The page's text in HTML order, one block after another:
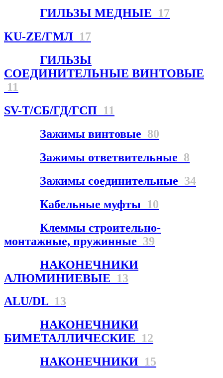
ГИЛЬЗЫ МЕДНЫЕ 17
KU-ZE/ГМЛ 17
ГИЛЬЗЫ
СОЕДИНИТЕЛЬНЫЕ ВИНТОВЫЕ
11
SV-T/СБ/ГД/ГСП 11
Зажимы винтовые 80
Зажимы ответвительные 8
Зажимы соединительные 34
Кабельные муфты 10
Клеммы строительно-
монтажные, пружинные 39
НАКОНЕЧНИКИ
АЛЮМИНИЕВЫЕ 13
ALU/DL 13
НАКОНЕЧНИКИ
БИМЕТАЛЛИЧЕСКИЕ 12
НАКОНЕЧНИКИ 15